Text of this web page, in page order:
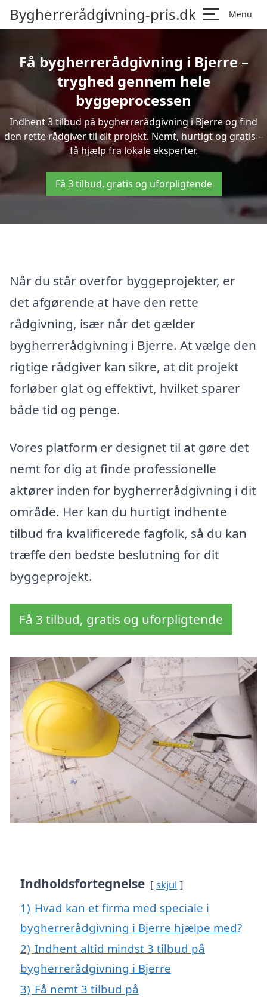
Bygherrerådgivning-pris.dk Menu
Få bygherrerådgivning i Bjerre –
tryghed gennem hele
byggeprocessen
Indhent 3 tilbud på bygherrerådgivning i Bjerre og find
den rette rådgiver til dit projekt. Nemt, hurtigt og gratis –
få hjælp fra lokale eksperter.
Få 3 tilbud, gratis og uforpligtende
Når du står overfor byggeprojekter, er
det afgørende at have den rette
rådgivning, især når det gælder
bygherrerådgivning i Bjerre. At vælge den
rigtige rådgiver kan sikre, at dit projekt
forløber glat og effektivt, hvilket sparer
både tid og penge.
Vores platform er designet til at gøre det
nemt for dig at finde professionelle
aktører inden for bygherrerådgivning i dit
område. Her kan du hurtigt indhente
tilbud fra kvalificerede fagfolk, så du kan
træffe den bedste beslutning for dit
byggeprojekt.
Få 3 tilbud, gratis og uforpligtende
Indholdsfortegnelse skjul
1) Hvad kan et firma med speciale i
bygherrerådgivning i Bjerre hjælpe med?
2) Indhent altid mindst 3 tilbud på
bygherrerådgivning i Bjerre
3) Få nemt 3 tilbud på